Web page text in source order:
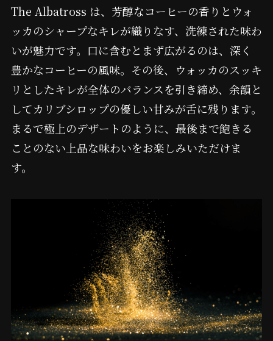
The Albatross は、芳醇なコーヒーの香りとウォ
ッカのシャープなキレが織りなす、洗練された味わ
いが魅力です。口に含むとまず広がるのは、深く
豊かなコーヒーの風味。その後、ウォッカのスッキ
リとしたキレが全体のバランスを引き締め、余韻と
してカリブシロップの優しい甘みが舌に残ります。
まるで極上のデザートのように、最後まで飽きる
ことのない上品な味わいをお楽しみいただけま
す。